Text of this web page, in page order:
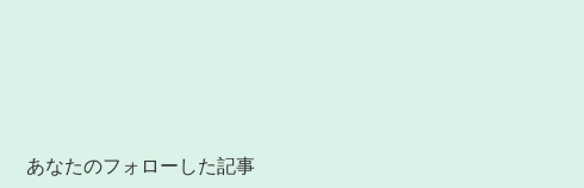
あなたのフォローした記事